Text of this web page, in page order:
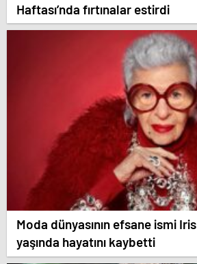
Haftası’nda fırtınalar estirdi
Moda dünyasının efsane ismi
yaşında hayatını kaybetti